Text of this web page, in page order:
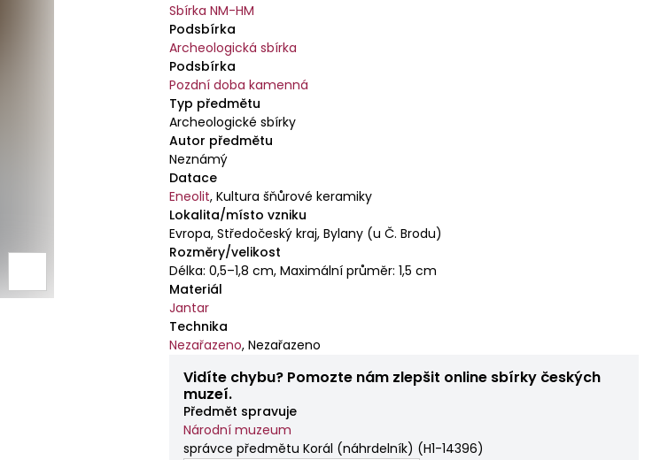
Sbírka NM-HM
Podsbírka
Archeologická sbírka
Podsbírka
Pozdní doba kamenná
Typ předmětu
Archeologické sbírky
Autor předmětu
Neznámý
Datace
Eneolit,Kultura šňůrové keramiky
Lokalita/místo vzniku
Evropa, Středočeský kraj, Bylany (u Č. Brodu)
Rozměry/velikost
Délka: 0,5–1,8 cm, Maximální průměr: 1,5 cm
Materiál
Jantar
Technika
Nezařazeno,Nezařazeno
Vidíte chybu? Pomozte nám zlepšit online sbírky českých
muzeí.
Předmět spravuje
Národní muzeum
správce předmětu Korál (náhrdelník) (H1-14396)